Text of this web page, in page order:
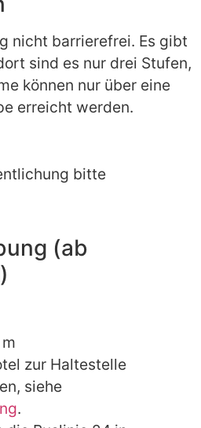
nicht barrierefrei. Es gibt
sind es nur drei Stufen,
können nur über eine
erreicht werden.
bitte
(ab
zur Haltestelle
siehe
.